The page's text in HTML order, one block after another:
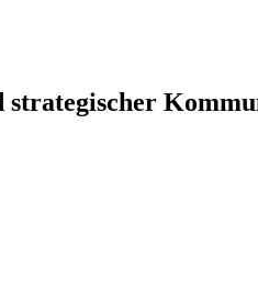
strategischer